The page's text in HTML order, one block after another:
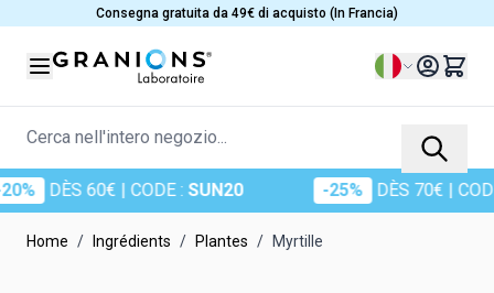
Salta al contenutoConsegna gratuita da 49€ di acquisto (In Francia)
Lingua
Cerca nell'intero negozio...
DÈS 60€| CODE :SUN20 -25% DÈS 70€| CODE
Home / Ingrédients / Plantes / Myrtille